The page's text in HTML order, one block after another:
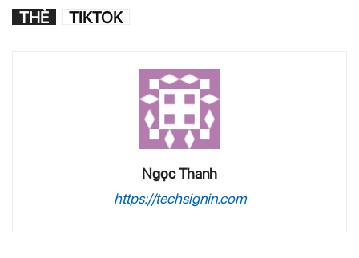
THẺ TIKTOK
Ngọc Thanh
https://techsignin.com